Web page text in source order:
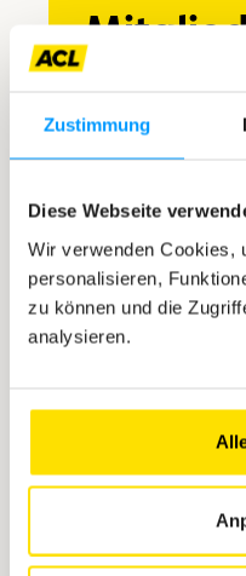
Zustimmung
Diese Webseite
Wir verwenden Cookies,
personalisieren,
zu können und die
analysieren.
Mitgliedern
Vorteilen. Entdecken
jedem Einsatz Ihrer
Investition fast von